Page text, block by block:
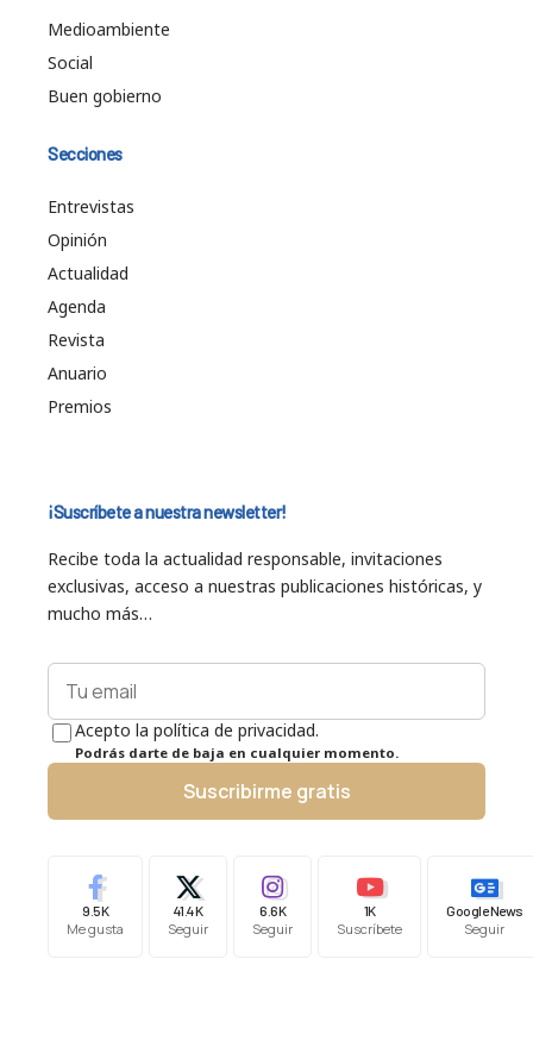
Medioambiente
Social
Buen gobierno
Secciones
Entrevistas
Opinión
Actualidad
Agenda
Revista
Anuario
Premios
¡Suscríbete a nuestra newsletter!
Recibe toda la actualidad responsable, invitaciones
exclusivas, acceso a nuestras publicaciones históricas, y
mucho más…
Acepto la política de privacidad.
Podrás darte de baja en cualquier momento.
Suscribirme gratis
9.5K
Me gusta
41.4K
Seguir
6.6K
Seguir
1K
Suscríbete
Google News
Seguir